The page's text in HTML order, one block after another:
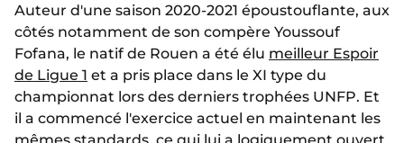
Auteur d'une saison 2020-2021 époustouflante, aux
côtés notamment de son compère Youssouf
Fofana, le natif de Rouen a été élu meilleur Espoir
de Ligue 1 et a pris place dans le XI type du
championnat lors des derniers trophées UNFP. Et
il a commencé l'exercice actuel en maintenant les